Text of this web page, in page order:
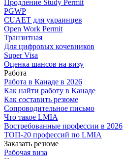
Продление Study Permit
PGWP
CUAET для украинцев
Open Work Permit
Транзитная
Для цифровых кочевников
Super Visa
Оценка шансов на визу
Работа
Работа в Канаде в 2026
Как найти работу в Канаде
Как составить резюме
Сопроводительное письмо
Что такое LMIA
Востребованные профессии в 2026
ТОП-20 профессий по LMIA
Заказать резюме
Рабочая виза